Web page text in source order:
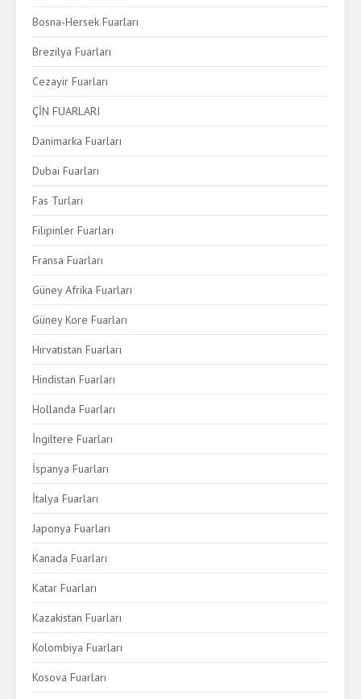
Bosna-Hersek Fuarları
Brezilya Fuarları
Cezayir Fuarları
ÇİN FUARLARI
Danimarka Fuarları
Dubai Fuarları
Fas Turları
Filipinler Fuarları
Fransa Fuarları
Güney Afrika Fuarları
Güney Kore Fuarları
Hırvatistan Fuarları
Hindistan Fuarları
Hollanda Fuarları
İngiltere Fuarları
İspanya Fuarları
İtalya Fuarları
Japonya Fuarları
Kanada Fuarları
Katar Fuarları
Kazakistan Fuarları
Kolombiya Fuarları
Kosova Fuarları